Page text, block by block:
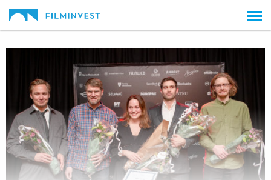
innholdet
skrift